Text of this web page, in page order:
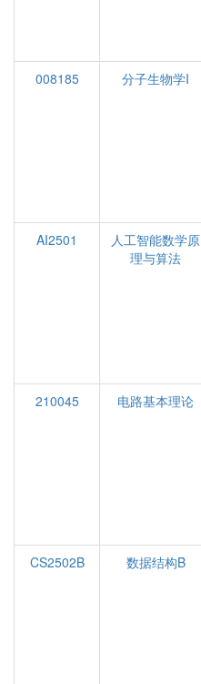
008185
分子生物学I
AI2501
人工智能数学原
理与算法
210045
电路基本理论
CS2502B
数据结构B